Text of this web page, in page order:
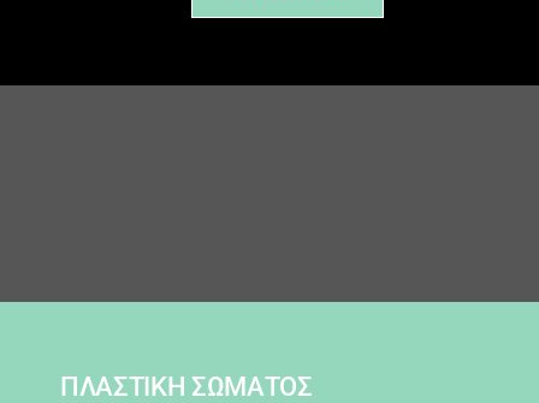
ΠΛΑΣΤΙΚΗ ΣΩΜΑΤΟΣ